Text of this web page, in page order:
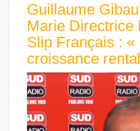
Guillaume
Marie Directrice
Slip Français : «
croissance